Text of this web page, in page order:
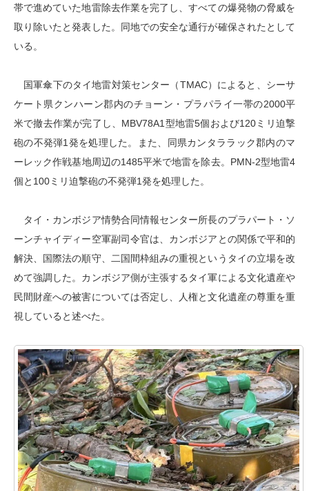
帯で進めていた地雷除去作業を完了し、すべての爆発物の脅威を
取り除いたと発表した。同地での安全な通行が確保されたとして
いる。
国軍傘下のタイ地雷対策センター（TMAC）によると、シーサ
ケート県クンハーン郡内のチョーン・プラパライ一帯の2000平
米で撤去作業が完了し、MBV78A1型地雷5個および120ミリ迫撃
砲の不発弾1発を処理した。また、同県カンタララック郡内のマ
ーレック作戦基地周辺の1485平米で地雷を除去。PMN-2型地雷4
個と100ミリ迫撃砲の不発弾1発を処理した。
タイ・カンボジア情勢合同情報センター所長のプラパート・ソ
ーンチャイディー空軍副司令官は、カンボジアとの関係で平和的
解決、国際法の順守、二国間枠組みの重視というタイの立場を改
めて強調した。カンボジア側が主張するタイ軍による文化遺産や
民間財産への被害については否定し、人権と文化遺産の尊重を重
視していると述べた。